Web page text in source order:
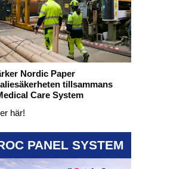
Nordic Paper
tillsammans
Care System
här!
PANEL SYSTEM